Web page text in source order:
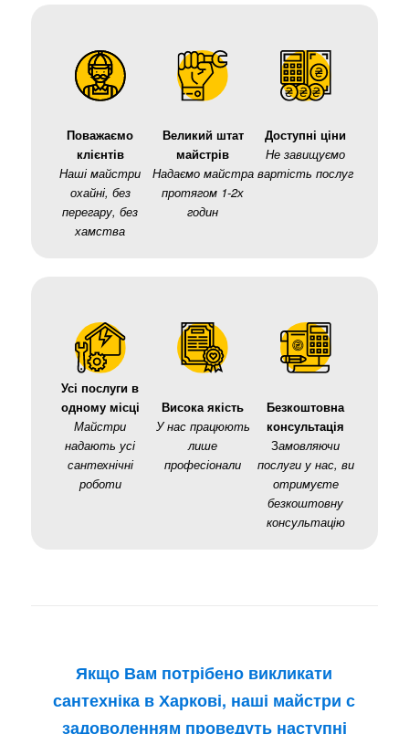
Поважаємо
клієнтів
Наші майстри
охайні, без
перегару, без
хамства
Великий штат
майстрів
Надаємо майстра
протягом 1-2х
годин
Доступні ціни
Не завищуємо
вартість послуг
Усі послуги в
одному місці
Майстри
надають усі
сантехнічні
роботи
Висока якість
У нас працюють
лише
професіонали
Безкоштовна
консультація
Замовляючи
послуги у нас, ви
отримуєте
безкоштовну
консультацію
Якщо Вам потрібено викликати
сантехніка в Харкові, наші майстри с
задоволенням проведуть наступні